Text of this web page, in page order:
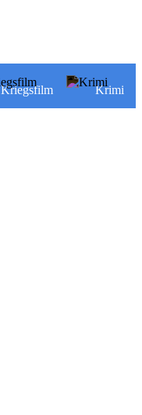
Kriegsfilm Krimi